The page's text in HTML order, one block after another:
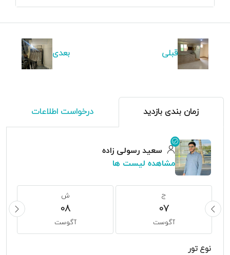
قبلی بعدی
زمان بندی بازدید درخواست اطلاعات
سعید رسولی زاده
مشاهده لیست ها
ج
07
آگوست
ش
08
آگوست
نوع تور